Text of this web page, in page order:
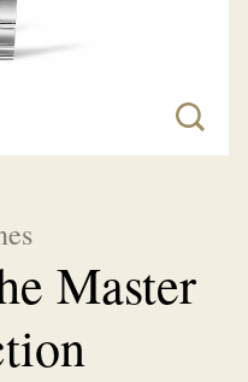
Master